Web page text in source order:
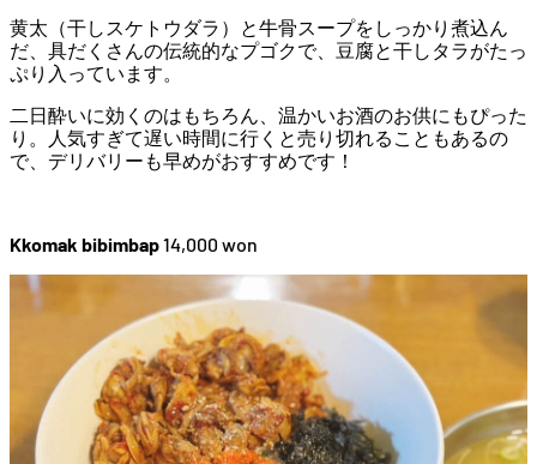
黄太（干しスケトウダラ）と牛骨スープをしっかり煮込ん
だ、具だくさんの伝統的なプゴクで、豆腐と干しタラがたっ
ぷり入っています。
二日酔いに効くのはもちろん、温かいお酒のお供にもぴった
り。人気すぎて遅い時間に行くと売り切れることもあるの
で、デリバリーも早めがおすすめです！
Kkomak bibimbap14,000 won